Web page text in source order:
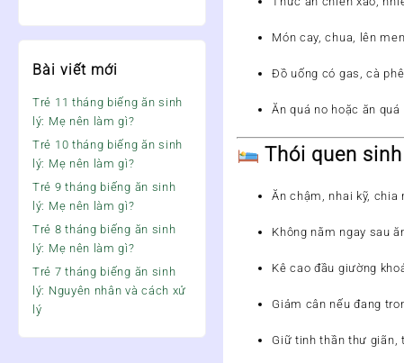
Bài viết mới
Trẻ 11 tháng biếng ăn sinh
lý: Mẹ nên làm gì?
Trẻ 10 tháng biếng ăn sinh
lý: Mẹ nên làm gì?
Trẻ 9 tháng biếng ăn sinh
lý: Mẹ nên làm gì?
Trẻ 8 tháng biếng ăn sinh
lý: Mẹ nên làm gì?
Trẻ 7 tháng biếng ăn sinh
lý: Nguyên nhân và cách xử
lý
Món cay, chua, lên men
Đồ uống có gas, cà
Ăn quá no hoặc ăn quá
Thói quen
Ănchậm, nhai kỹ, chia
Không nằm ngay sau
Kê cao đầu giường
Giảm cân nếu đang
Giữ tinh thần thư giãn,